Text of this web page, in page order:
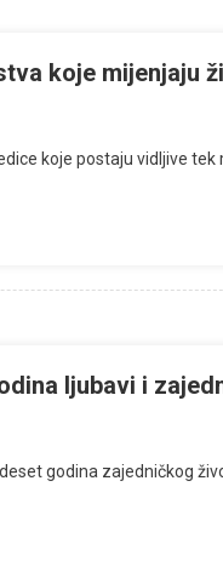
koje mijenjaju
koje postaju vidljive tek
ljubavi i
godina zajedničkog